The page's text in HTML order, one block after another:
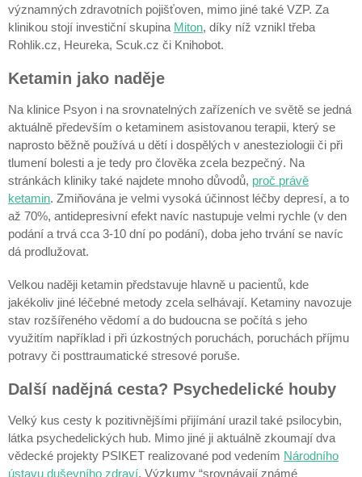
významných zdravotních pojišťoven, mimo jiné také VZP. Za
klinikou stojí investiční skupina Miton, díky níž vznikl třeba
Rohlik.cz, Heureka, Scuk.cz či Knihobot.
Ketamin jako naděje
Na klinice Psyon i na srovnatelných zařízeních ve světě se jedná
aktuálně především o ketaminem asistovanou terapii, který se
naprosto běžně používá u dětí i dospělých v anesteziologii či při
tlumení bolesti a je tedy pro člověka zcela bezpečný. Na
stránkách kliniky také najdete mnoho důvodů, proč právě
ketamin. Zmiňována je velmi vysoká účinnost léčby depresí, a to
až 70%, antidepresivní efekt navíc nastupuje velmi rychle (v den
podání a trvá cca 3-10 dní po podání), doba jeho trvání se navíc
dá prodlužovat.
Velkou naději ketamin představuje hlavně u pacientů, kde
jakékoliv jiné léčebné metody zcela selhávají. Ketaminy navozuje
stav rozšířeného vědomí a do budoucna se počítá s jeho
využitím například i při úzkostných poruchách, poruchách příjmu
potravy či posttraumatické stresové poruše.
Další nadějná cesta? Psychedelické houby
Velký kus cesty k pozitivnějšími přijímání urazil také psilocybin,
látka psychedelických hub. Mimo jiné ji aktuálně zkoumají dva
vědecké projekty PSIKET realizované pod vedením Národního
ústavu duševního zdraví. Výzkumy “srovnávají známé